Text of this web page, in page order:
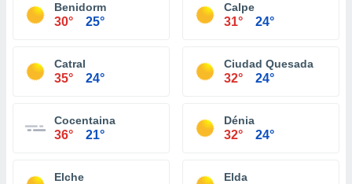
Benidorm
30° 25°
Calpe
31° 24°
Catral
35° 24°
Ciudad Quesada
32° 24°
Cocentaina
36° 21°
Dénia
32° 24°
Elche Elda